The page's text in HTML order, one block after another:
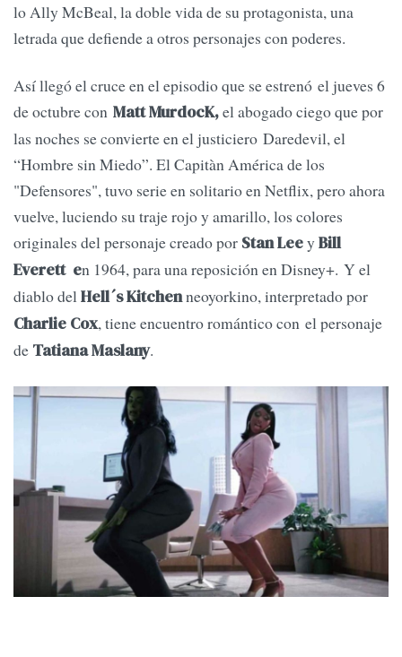
lo Ally McBeal, la doble vida de su protagonista, una
letrada que defiende a otros personajes con poderes.
Así llegó el cruce en el episodio que se estrenó el jueves 6
de octubre con Matt MurdocK,el abogado ciego que por
las noches se convierte en el justiciero Daredevil, el
“Hombre sin Miedo”. El Capitàn América de los
"Defensores", tuvo serie en solitario en Netflix, pero ahora
vuelve, luciendo su traje rojo y amarillo, los colores
originales del personaje creado por Stan Leey Bill
Everett en 1964, para una reposición en Disney+. Y el
diablo delHell´s Kitchenneoyorkino, interpretado por
Charlie Cox, tiene encuentro romántico con el personaje
de Tatiana Maslany.